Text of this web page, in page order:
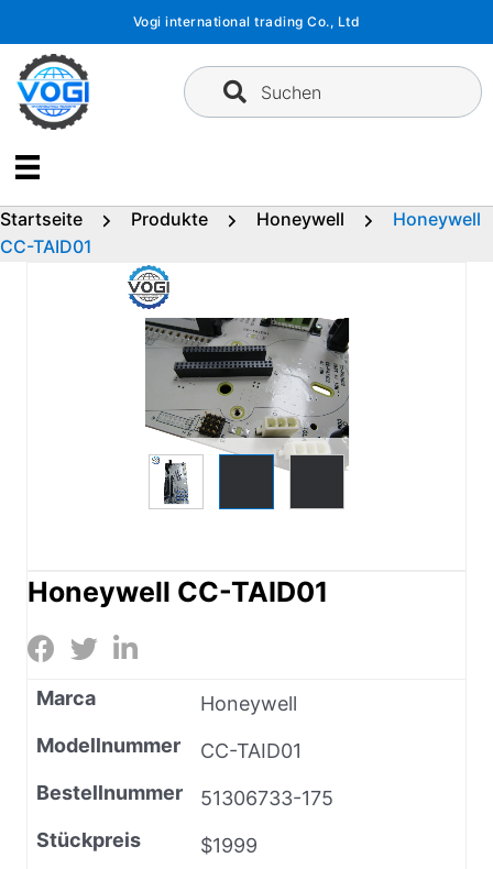
springen
Vogi international trading Co., Ltd
Suchen
Startseite Produkte Honeywell
Honeywell
CC-TAID01
Honeywell CC-TAID01
Marca
Honeywell
Modellnummer
CC-TAID01
Bestellnummer
51306733-175
Stückpreis
$1999